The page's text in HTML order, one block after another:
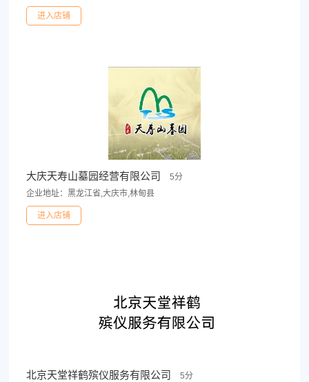
进入店铺
大庆天寿山墓园经营有限公司
5分
企业地址：黑龙江省,大庆市,林甸县
进入店铺
北京天堂祥鹤殡仪服务有限公司
5分